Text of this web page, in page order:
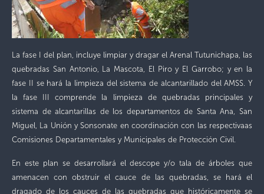
La fase I del plan, incluye limpiar y dragar el Arenal Tutunichapa, las
quebradas San Antonio, La Mascota, El Piro y El Garrobo; y en la
fase II se hará la limpieza del sistema de alcantarillado del AMSS. Y
la fase III comprende la limpieza de quebradas principales y
sistema de alcantarillas de los departamentos de Santa Ana, San
Miguel, La Unión y Sonsonate en coordinación con las respectivaas
Comisiones Departamentales y Municipales de Protección Civil.
En este plan se desarrollará el descope y/o tala de árboles que
amenacen con obstruir el cauce de las quebradas, se hará el
dragado de los cauces de las quebradas que históricamente se